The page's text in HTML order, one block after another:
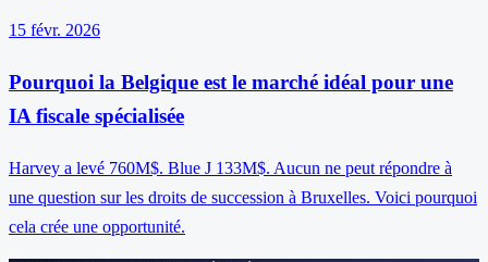
15 févr. 2026
Pourquoi la Belgique est le marché idéal pour une
IA fiscale spécialisée
Harvey a levé 760M$. Blue J 133M$. Aucun ne peut répondre à
une question sur les droits de succession à Bruxelles. Voici pourquoi
cela crée une opportunité.